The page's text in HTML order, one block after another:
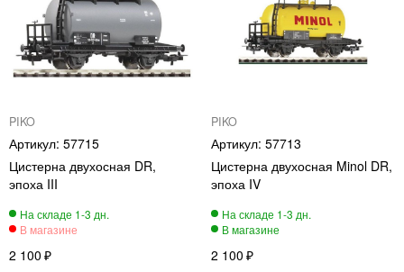
PIKO
57715
Цистерна двухосная DR,
эпоха III
2 100
PIKO
57713
Цистерна двухосная Minol DR,
эпоха IV
2 100